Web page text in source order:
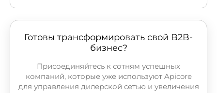
Готовы трансформировать свой B2B-
бизнес?
Присоединяйтесь к сотням успешных
компаний, которые уже используют Apicore
для управления дилерской сетью и увеличения